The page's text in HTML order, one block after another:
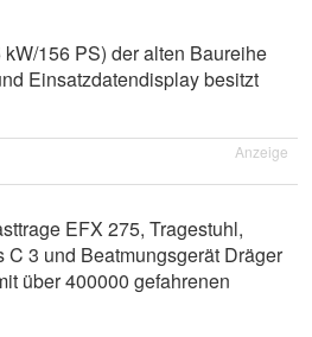
156 PS) der alten Baureihe
Einsatzdatendisplay besitzt
Anzeige
EFX 275, Tragestuhl,
3 und Beatmungsgerät Dräger
über 400000 gefahrenen